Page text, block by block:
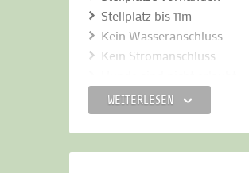
Stellplatz bis 11m
Kein Wasseranschluss
Kein Stromanschluss
Anzahl Stellplätze: 5
WEITERLESEN